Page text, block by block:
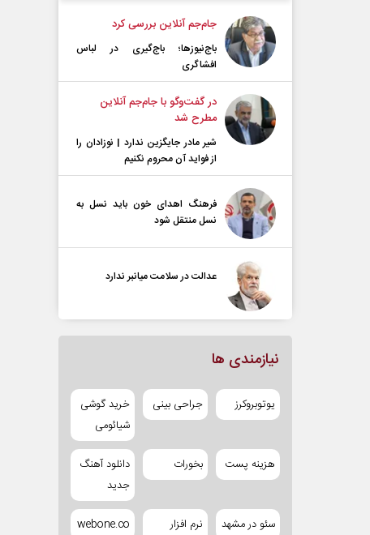
جام‌جم آنلاین بررسی کرد
باج‌نیوزها؛ باج‌گیری در لباس
افشاگری
در گفت‌و‌گو با جام‌جم آنلاین
مطرح شد
شیر مادر جایگزین ندارد | نوزادان را
از فواید آن محروم نکنیم
فرهنگ اهدای خون باید نسل به
نسل منتقل شود
عدالت در سلامت میانبر ندارد
نیازمندی ها
یوتوبروکرز جراحی بینی
خرید گوشی
شیائومی
هزینه پست بخورات
دانلود آهنگ
جدید
سئو در مشهد
نرم افزار
webone.co